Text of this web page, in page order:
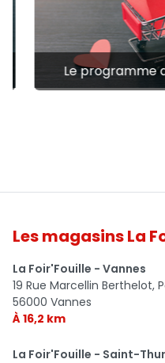
Le programme
Les magasins La
La Foir'Fouille - Vannes
19 Rue Marcellin Berthelot,
56000 Vannes
À 16,2 km
La Foir'Fouille - Saint-